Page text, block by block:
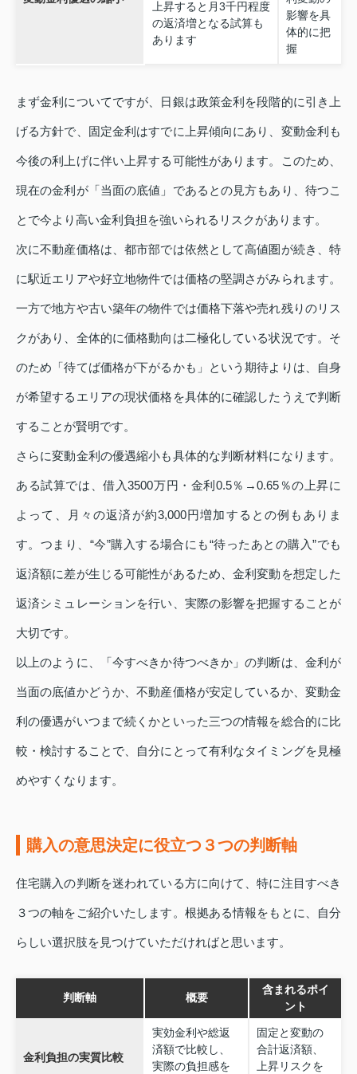
上昇すると月3千円程度
の返済増となる試算も
あります
影響を具
体的に把
握
まず金利についてですが、日銀は政策金利を段階的に引き上
げる方針で、固定金利はすでに上昇傾向にあり、変動金利も
今後の利上げに伴い上昇する可能性があります。このため、
現在の金利が「当面の底値」であるとの見方もあり、待つこ
とで今より高い金利負担を強いられるリスクがあります。
次に不動産価格は、都市部では依然として高値圏が続き、特
に駅近エリアや好立地物件では価格の堅調さがみられます。
一方で地方や古い築年の物件では価格下落や売れ残りのリス
クがあり、全体的に価格動向は二極化している状況です。そ
のため「待てば価格が下がるかも」という期待よりは、自身
が希望するエリアの現状価格を具体的に確認したうえで判断
することが賢明です。
さらに変動金利の優遇縮小も具体的な判断材料になります。
ある試算では、借入3500万円・金利0.5％→0.65％の上昇に
よって、月々の返済が約3,000円増加するとの例もありま
す。つまり、“今”購入する場合にも“待ったあとの購入”でも
返済額に差が生じる可能性があるため、金利変動を想定した
返済シミュレーションを行い、実際の影響を把握することが
大切です。
以上のように、「今すべきか待つべきか」の判断は、金利が
当面の底値かどうか、不動産価格が安定しているか、変動金
利の優遇がいつまで続くかといった三つの情報を総合的に比
較・検討することで、自分にとって有利なタイミングを見極
めやすくなります。
購入の意思決定に役立つ３つの判断軸
住宅購入の判断を迷われている方に向けて、特に注目すべき
３つの軸をご紹介いたします。根拠ある情報をもとに、自分
らしい選択肢を見つけていただければと思います。
判断軸 概要
含まれるポイ
ント
金利負担の実質比較
実効金利や総返
済額で比較し、
実際の負担感を
固定と変動の
合計返済額、
上昇リスクを